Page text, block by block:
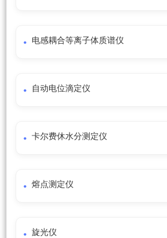
电感耦合等离子体质谱仪
自动电位滴定仪
卡尔费休水分测定仪
熔点测定仪
旋光仪